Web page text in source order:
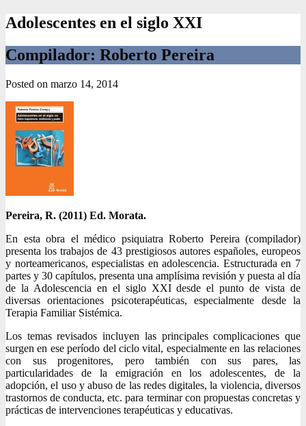
Adolescentes en el siglo XXI
Compilador: Roberto Pereira
Posted on marzo 14, 2014
Pereira, R. (2011) Ed. Morata.
En esta obra el médico psiquiatra Roberto Pereira (compilador)
presenta los trabajos de 43 prestigiosos autores españoles, europeos
y norteamericanos, especialistas en adolescencia. Estructurada en 7
partes y 30 capítulos, presenta una amplísima revisión y puesta al día
de la Adolescencia en el siglo XXI desde el punto de vista de
diversas orientaciones psicoterapéuticas, especialmente desde la
Terapia Familiar Sistémica.
Los temas revisados incluyen las principales complicaciones que
surgen en ese período del ciclo vital, especialmente en las relaciones
con sus progenitores, pero también con sus pares, las
particularidades de la emigración en los adolescentes, de la
adopción, el uso y abuso de las redes digitales, la violencia, diversos
trastornos de conducta, etc. para terminar con propuestas concretas y
prácticas de intervenciones terapéuticas y educativas.